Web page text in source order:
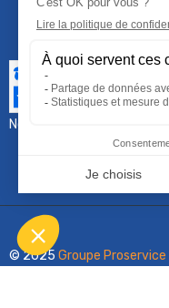
Nous contacter :
© 2025 Groupe Proservice